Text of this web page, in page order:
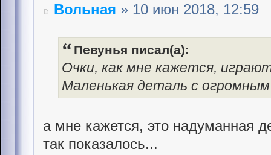
Вольная » 10 июн 2018, 12:59
Певунья писал(а):
Очки, как мне кажется,
Маленькая деталь с
а мне кажется, это надуманная
так показалось...